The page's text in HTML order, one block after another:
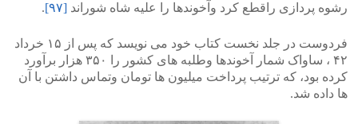
رشوه پردازی راقطع کرد وآخوندها را علیه شاه شوراند [۹۷] .
فردوست در جلد نخست کتاب خود می نویسد که پس از ۱۵ خرداد
۴۲ ، ساواک شمار آخوندها وطلبه های کشور را ۳۵۰ هزار برآورد
کرده بود، که ترتیب پرداخت میلیون ها تومان وتماس داشتن با آن
ها داده شد.